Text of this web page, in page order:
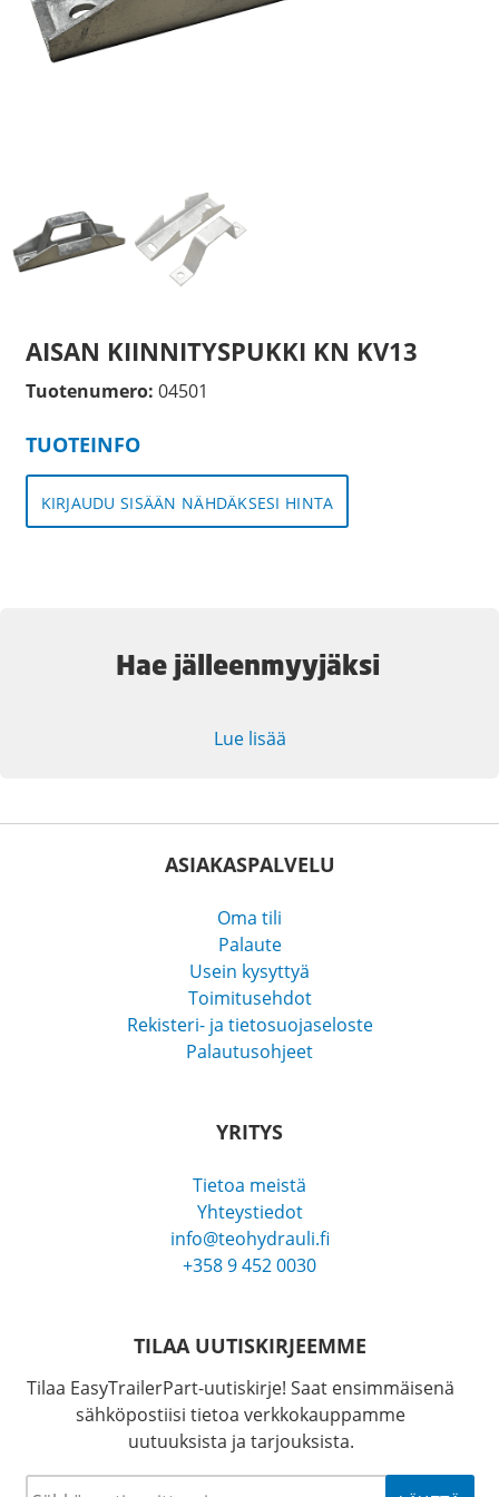
AISAN KIINNITYSPUKKI KN KV13
Tuotenumero: 04501
TUOTEINFO
KIRJAUDU SISÄÄN NÄHDÄKSESI HINTA
Hae jälleenmyyjäksi
Lue lisää
ASIAKASPALVELU
Oma tili
Palaute
Usein kysyttyä
Toimitusehdot
Rekisteri- ja tietosuojaseloste
Palautusohjeet
YRITYS
Tietoa meistä
Yhteystiedot
info@teohydrauli.fi
+358 9 452 0030
TILAA UUTISKIRJEEMME
Tilaa EasyTrailerPart-uutiskirje! Saat ensimmäisenä
sähköpostiisi tietoa verkkokauppamme
uutuuksista ja tarjouksista.